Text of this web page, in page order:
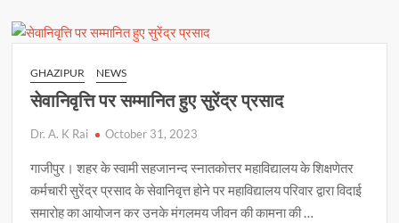
A
p
p
o n
पीछे
GHAZIPUR NEWS
सेवानिवृत्ति पर सम्मानित हुए सुरेंद्र प्रसाद
Dr. A. K Rai October 31, 2023
गाजीपुर। शहर के स्वामी सहजानन्द स्नातकोत्तर महाविद्यालय के शिक्षणेतर
कर्मचारी सुरेंद्र प्रसाद के सेवानिवृत्त होने पर महाविद्यालय परिवार द्वारा विदाई
समारोह का आयोजन कर उनके मंगलमय जीवन की कामना की …